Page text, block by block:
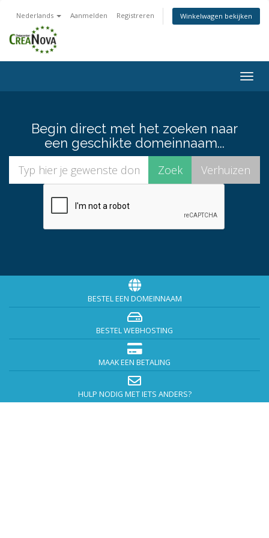
Nederlands Aanmelden Registreren Winkelwagen bekijken
Begin direct met het zoeken naar
een geschikte domeinnaam...
BESTEL EEN DOMEINNAAM
BESTEL WEBHOSTING
MAAK EEN BETALING
HULP NODIG MET IETS ANDERS?